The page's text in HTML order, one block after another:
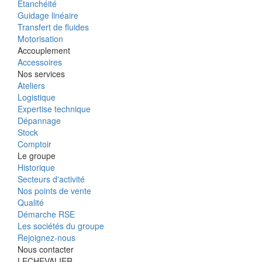
Étanchéité
Guidage linéaire
Transfert de fluides
Motorisation
Accouplement
Accessoires
Nos services
Ateliers
Logistique
Expertise technique
Dépannage
Stock
Comptoir
Le groupe
Historique
Secteurs d'activité
Nos points de vente
Qualité
Démarche RSE
Les sociétés du groupe
Rejoignez-nous
Nous contacter